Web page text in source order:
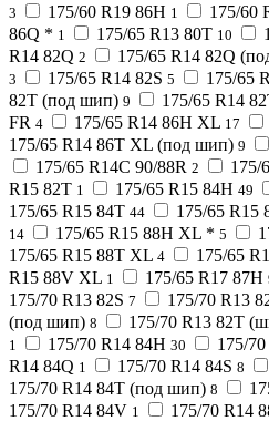
3 175/60 R19 86H 1 175/60
86Q * 1 175/65 R13 80T 10
R14 82Q 2 175/65 R14 82Q
3 175/65 R14 82S 5 175/65
82T (под шип) 9 175/65 R14
FR 4 175/65 R14 86H XL 17
175/65 R14 86T XL (под шип) 9
175/65 R14C 90/88R 2 175/
R15 82T 1 175/65 R15 84H 49
175/65 R15 84T 44 175/65 R15
14 175/65 R15 88H XL * 5
175/65 R15 88T XL 4 175/65
R15 88V XL 1 175/65 R17 87H
175/70 R13 82S 7 175/70 R13
(под шип) 8 175/70 R13 82T
1 175/70 R14 84H 30 175/
R14 84Q 1 175/70 R14 84S 8
175/70 R14 84T (под шип) 8
175/70 R14 84V 1 175/70 R14